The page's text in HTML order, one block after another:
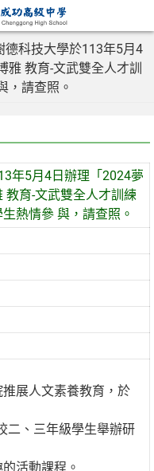
德科技大學於113年5月4
雅 教育-文武雙全人才訓
，請查照。
年5月4日辦理「2024夢
教育-文武雙全人才訓練
熱情參 與，請查照。
展人文素養教育，於
二、三年級學生舉辦研
活動課程。